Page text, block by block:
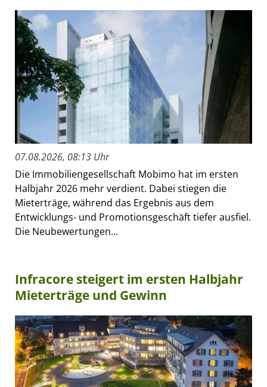
07.08.2026, 08:13 Uhr
Die Immobiliengesellschaft Mobimo hat im ersten
Halbjahr 2026 mehr verdient. Dabei stiegen die
Mieterträge, während das Ergebnis aus dem
Entwicklungs- und Promotionsgeschäft tiefer ausfiel.
Die Neubewertungen...
Infracore steigert im ersten Halbjahr
Mieterträge und Gewinn